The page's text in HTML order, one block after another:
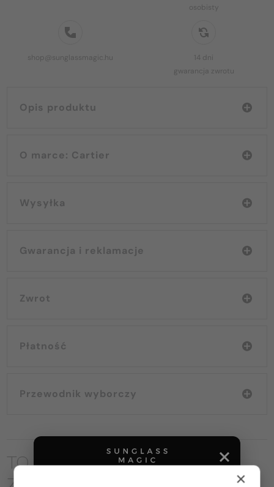
osobisty
shop@sunglassmagic.hu
14 dni
gwarancja zwrotu
Opis produktu
O marce: Cartier
Wysyłka
Gwarancja i reklamacje
Zwrot
Płatność
Przewodnik wyborczy
TO MOŻE CIĘ RÓWNIEŻ
×